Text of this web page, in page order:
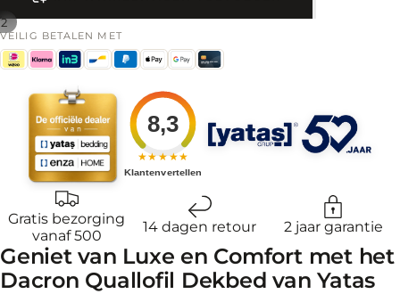
2
VEILIG BETALEN MET
8,3
★★★★★
Klantenvertellen
Gratis bezorging
vanaf 500
14 dagen retour 2 jaar garantie
Geniet van Luxe en Comfort met het
Dacron Quallofil Dekbed van Yatas